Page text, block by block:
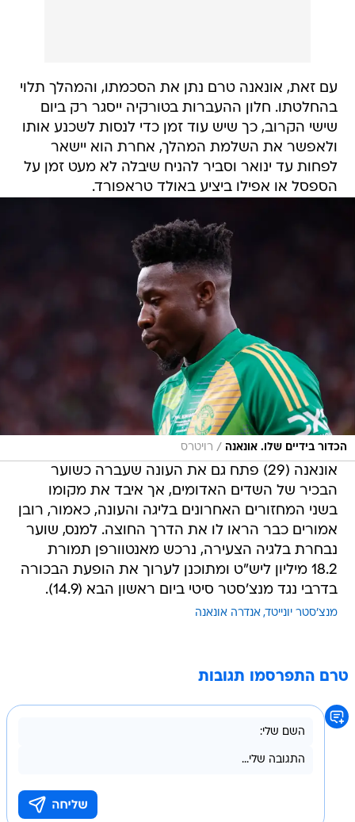
עם זאת, אונאנה טרם נתן את הסכמתו, והמהלך תלוי
בהחלטתו. חלון ההעברות בטורקיה ייסגר רק ביום
שישי הקרוב, כך שיש עוד זמן כדי לנסות לשכנע אותו
ולאפשר את השלמת המהלך, אחרת הוא יישאר
לפחות עד ינואר וסביר להניח שיבלה לא מעט זמן על
הספסל או אפילו ביציע באולד טראפורד.
הכדור בידיים שלו. אונאנה / רויטרס
אונאנה (29) פתח גם את העונה שעברה כשוער
הבכיר של השדים האדומים, אך איבד את מקומו
בשני המחזורים האחרונים בליגה והעונה, כאמור, רובן
אמורים כבר הראו לו את הדרך החוצה. למנס, שוער
נבחרת בלגיה הצעירה, נרכש מאנטוורפן תמורת
18.2 מיליון ליש"ט ומתוכנן לערוך את הופעת הבכורה
בדרבי נגד מנצ'סטר סיטי ביום ראשון הבא (14.9).
מנצ'סטר יונייטד אנדרה אונאנה
טרם התפרסמו תגובות